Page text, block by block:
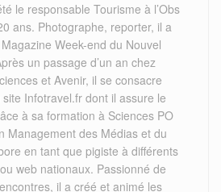
le responsable Tourisme à l’Obs
ans. Photographe, reporter, il a
Week-end du Nouvel
un passage d’un an chez
et Avenir, il se consacre
Infotravel.fr dont il assure le
à sa formation à Sciences PO
Management des Médias et du
en tant que pigiste à différents
web nationaux. Passionné de
il a créé et animé les